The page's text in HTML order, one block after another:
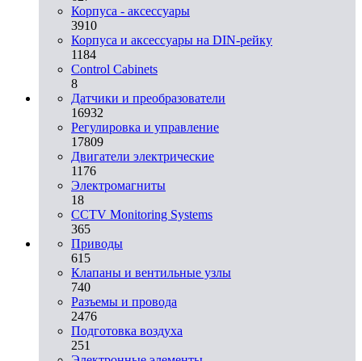
Корпуса - аксессуары
3910
Корпуса и аксессуары на DIN-рейку
1184
Control Cabinets
8
Датчики и преобразователи
16932
Регулировка и управление
17809
Двигатели электрические
1176
Электромагниты
18
CCTV Monitoring Systems
365
Приводы
615
Клапаны и вентильные узлы
740
Разъемы и провода
2476
Подготовка воздуха
251